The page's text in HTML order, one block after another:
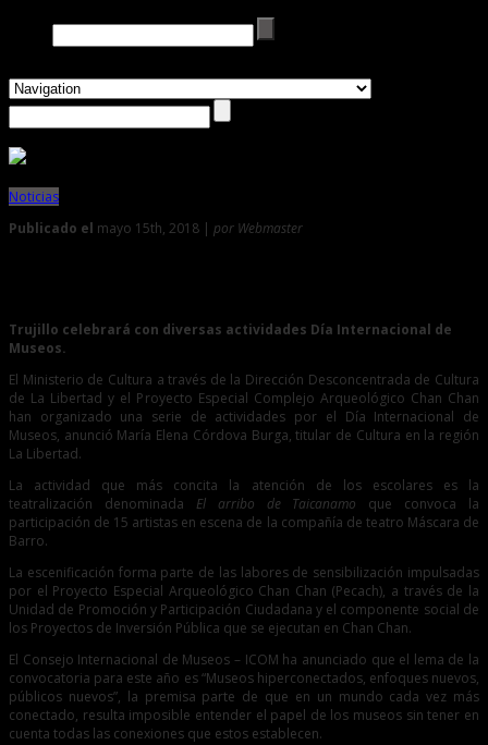
Noticias
Publicado el mayo 15th, 2018 | por Webmaster
Trujillo celebrará con diversas actividades Día Internacional de
Museos.
El Ministerio de Cultura a través de la Dirección Desconcentrada de Cultura
de La Libertad y el Proyecto Especial Complejo Arqueológico Chan Chan
han organizado una serie de actividades por el Día Internacional de
Museos, anunció María Elena Córdova Burga, titular de Cultura en la región
La Libertad.
La actividad que más concita la atención de los escolares es la
teatralización denominada El arribo de Taicanamo que convoca la
participación de 15 artistas en escena de la compañía de teatro Máscara de
Barro.
La escenificación forma parte de las labores de sensibilización impulsadas
por el Proyecto Especial Arqueológico Chan Chan (Pecach), a través de la
Unidad de Promoción y Participación Ciudadana y el componente social de
los Proyectos de Inversión Pública que se ejecutan en Chan Chan.
El Consejo Internacional de Museos – ICOM ha anunciado que el lema de la
convocatoria para este año es “Museos hiperconectados, enfoques nuevos,
públicos nuevos”, la premisa parte de que en un mundo cada vez más
conectado, resulta imposible entender el papel de los museos sin tener en
cuenta todas las conexiones que estos establecen.